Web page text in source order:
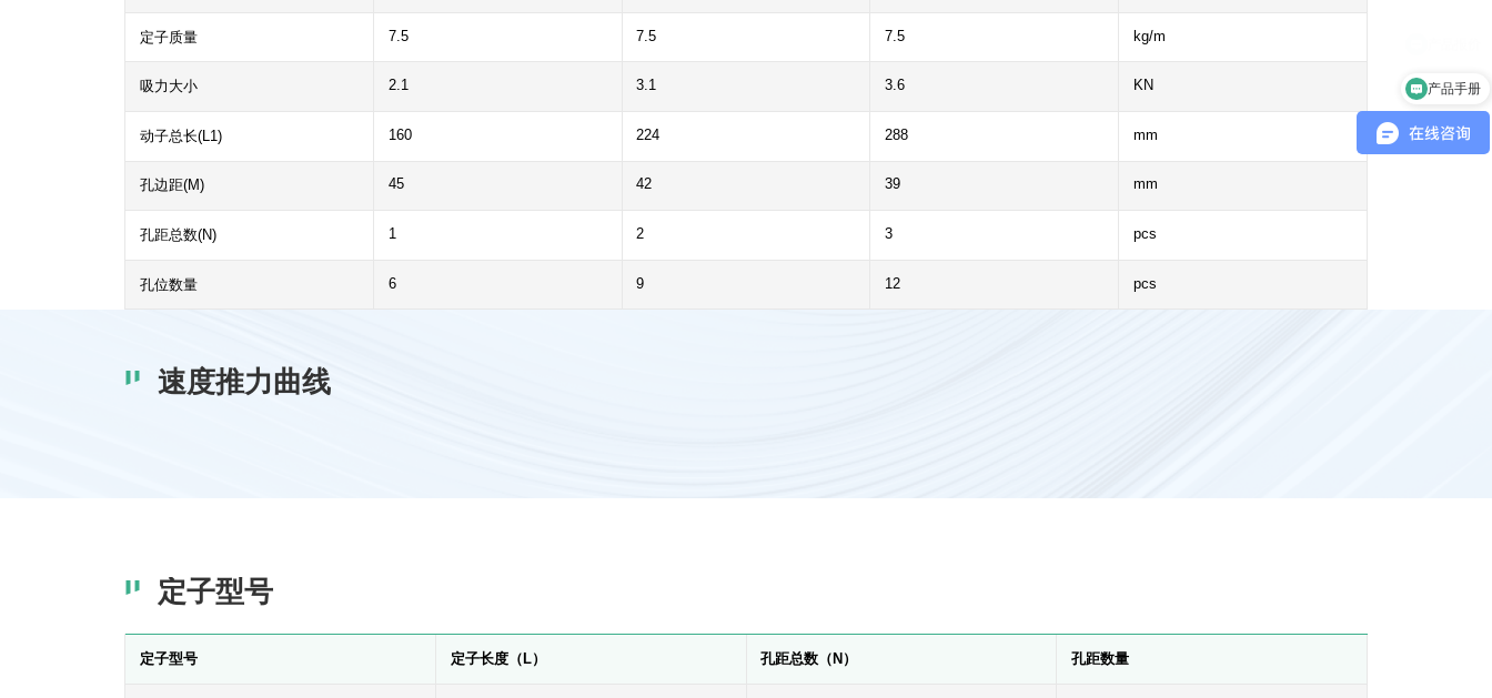
定子质量 7.5 7.5 7.5 kg/m
吸力大小 2.1 3.1 3.6 KN
动子总长(L1) 160 224 288 mm
孔边距(M) 45 42 39 mm
孔距总数(N) 1 2 3 pcs
孔位数量 6 9 12 pcs
速度推力曲线
定子型号
定子型号 定子长度（L） 孔距总数（N） 孔距数量
产品手册